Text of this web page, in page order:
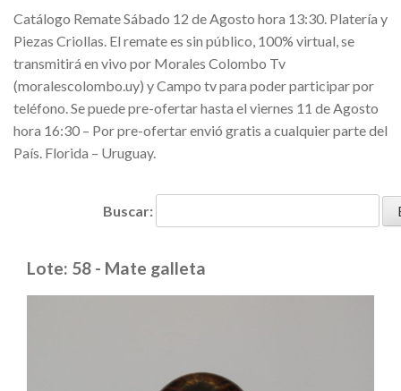
Catálogo Remate Sábado 12 de Agosto hora 13:30. Platería y
Piezas Criollas. El remate es sin público, 100% virtual, se
transmitirá en vivo por Morales Colombo Tv
(moralescolombo.uy) y Campo tv para poder participar por
teléfono. Se puede pre-ofertar hasta el viernes 11 de Agosto
hora 16:30 – Por pre-ofertar envió gratis a cualquier parte del
País. Florida – Uruguay.
Buscar:
Lote: 58 - Mate galleta